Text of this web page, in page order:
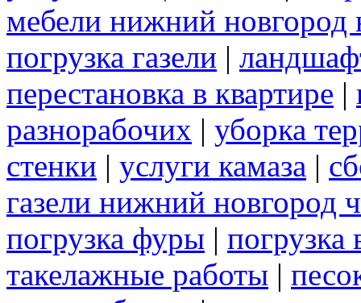
мебели нижний новгород
погрузка газели |
перестановка в квартире |
разнорабочих | уборка
стенки | услуги камаза |
газели нижний новгород
погрузка фуры | погрузка
такелажные работы |